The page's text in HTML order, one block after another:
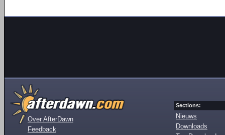
Over AfterDawn
Feedback
Sections:
Nieuws
Downloads